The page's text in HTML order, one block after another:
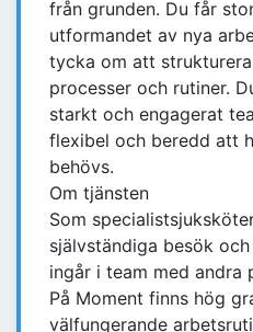
från grunden. Du får
utformandet av nya
tycka om att
processer och rutiner.
starkt och engagerat
flexibel och beredd att
behövs.
Om tjänsten
Som
självständiga besök
ingår i team med andra
På Moment finns hög
välfungerande